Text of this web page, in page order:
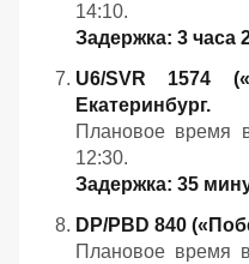
14:10.
Задержка: 3 часа
U6/SVR 1574
Екатеринбург.
Плановое время
12:30.
Задержка: 35
DP/PBD 840
Плановое время